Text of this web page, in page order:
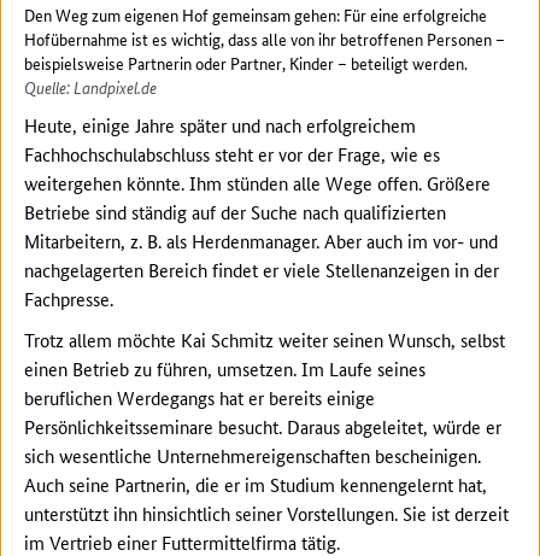
Den Weg zum eigenen Hof gemeinsam gehen: Für eine erfolgreiche
Hofübernahme ist es wichtig, dass alle von ihr betroffenen Personen –
beispielsweise Partnerin oder Partner, Kinder – beteiligt werden.
Quelle: Landpixel.de
Heute, einige Jahre später und nach erfolgreichem
Fachhochschulabschluss steht er vor der Frage, wie es
weitergehen könnte. Ihm stünden alle Wege offen. Größere
Betriebe sind ständig auf der Suche nach qualifizierten
Mitarbeitern, z. B. als Herdenmanager. Aber auch im vor- und
nachgelagerten Bereich findet er viele Stellenanzeigen in der
Fachpresse.
Trotz allem möchte Kai Schmitz weiter seinen Wunsch, selbst
einen Betrieb zu führen, umsetzen. Im Laufe seines
beruflichen Werdegangs hat er bereits einige
Persönlichkeitsseminare besucht. Daraus abgeleitet, würde er
sich wesentliche Unternehmereigenschaften bescheinigen.
Auch seine Partnerin, die er im Studium kennengelernt hat,
unterstützt ihn hinsichtlich seiner Vorstellungen. Sie ist derzeit
im Vertrieb einer Futtermittelfirma tätig.